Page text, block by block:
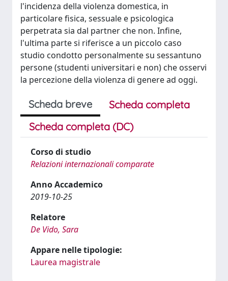
l'incidenza della violenza domestica, in
particolare fisica, sessuale e psicologica
perpetrata sia dal partner che non. Infine,
l'ultima parte si riferisce a un piccolo caso
studio condotto personalmente su sessantuno
persone (studenti universitari e non) che osservi
la percezione della violenza di genere ad oggi.
Scheda breve
Scheda completa
Scheda completa (DC)
Corso di studio
Relazioni internazionali comparate
Anno Accademico
2019-10-25
Relatore
De Vido, Sara
Appare nelle tipologie:
Laurea magistrale